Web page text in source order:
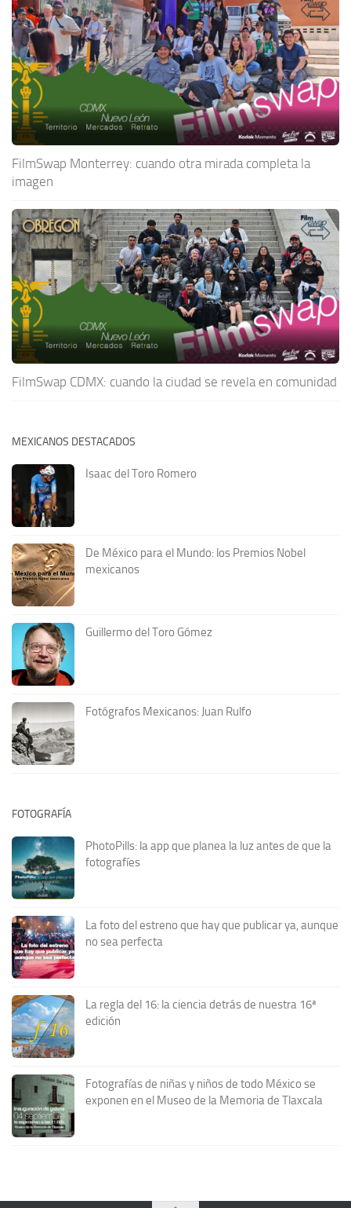
FilmSwap Monterrey: cuando otra mirada completa la
imagen
FilmSwap CDMX: cuando la ciudad se revela en comunidad
MEXICANOS DESTACADOS
Isaac del Toro Romero
De México para el Mundo: los Premios Nobel
mexicanos
Guillermo del Toro Gómez
Fotógrafos Mexicanos: Juan Rulfo
FOTOGRAFÍA
PhotoPills: la app que planea la luz antes de que la
fotografíes
La foto del estreno que hay que publicar ya, aunque
no sea perfecta
La regla del 16: la ciencia detrás de nuestra 16ª
edición
Fotografías de niñas y niños de todo México se
exponen en el Museo de la Memoria de Tlaxcala